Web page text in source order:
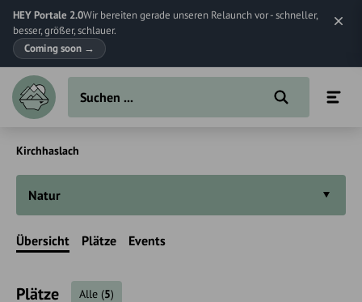
HEY Portale 2.0Wir bereiten gerade unseren Relaunch vor - schneller,
besser, größer, schlauer.
Coming soon →
Kirchhaslach
Natur
Übersicht Plätze Events
Plätze Alle (5)